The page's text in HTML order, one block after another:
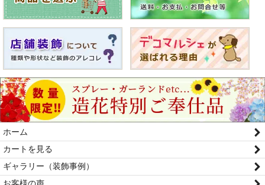
ホーム
カートを見る
ギャラリー（装飾事例）
お客様の声